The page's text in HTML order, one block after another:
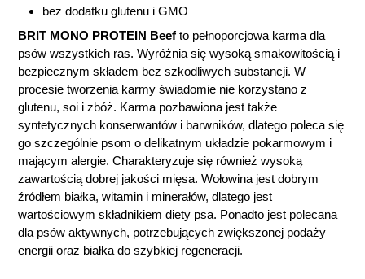
bez dodatku glutenu i GMO
BRIT MONO PROTEIN Beef to pełnoporcjowa karma dla
psów wszystkich ras. Wyróżnia się wysoką smakowitością i
bezpiecznym składem bez szkodliwych substancji. W
procesie tworzenia karmy świadomie nie korzystano z
glutenu, soi i zbóż. Karma pozbawiona jest także
syntetycznych konserwantów i barwników, dlatego poleca się
go szczególnie psom o delikatnym układzie pokarmowym i
mającym alergie. Charakteryzuje się również wysoką
zawartością dobrej jakości mięsa. Wołowina jest dobrym
źródłem białka, witamin i minerałów, dlatego jest
wartościowym składnikiem diety psa. Ponadto jest polecana
dla psów aktywnych, potrzebujących zwiększonej podaży
energii oraz białka do szybkiej regeneracji.